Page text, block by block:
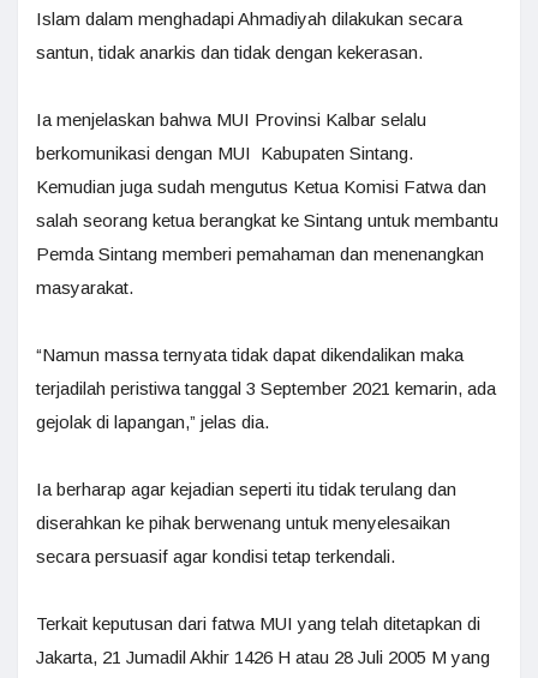
Islam dalam menghadapi Ahmadiyah dilakukan secara
santun, tidak anarkis dan tidak dengan kekerasan.
Ia menjelaskan bahwa MUI Provinsi Kalbar selalu
berkomunikasi dengan MUI Kabupaten Sintang.
Kemudian juga sudah mengutus Ketua Komisi Fatwa dan
salah seorang ketua berangkat ke Sintang untuk membantu
Pemda Sintang memberi pemahaman dan menenangkan
masyarakat.
“Namun massa ternyata tidak dapat dikendalikan maka
terjadilah peristiwa tanggal 3 September 2021 kemarin, ada
gejolak di lapangan,” jelas dia.
Ia berharap agar kejadian seperti itu tidak terulang dan
diserahkan ke pihak berwenang untuk menyelesaikan
secara persuasif agar kondisi tetap terkendali.
Terkait keputusan dari fatwa MUI yang telah ditetapkan di
Jakarta, 21 Jumadil Akhir 1426 H atau 28 Juli 2005 M yang